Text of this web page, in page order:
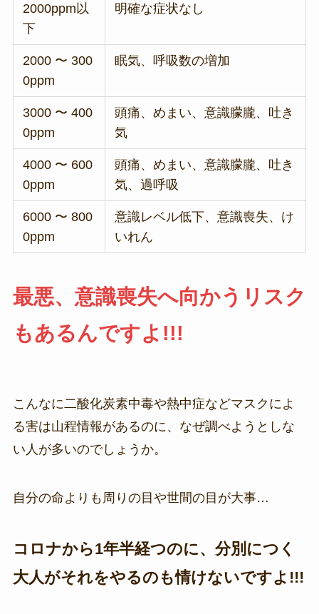
2000ppm以
下
明確な症状なし
2000 〜 300
0ppm
眠気、呼吸数の増加
3000 〜 400
0ppm
頭痛、めまい、意識朦朧、吐き
気
4000 〜 600
0ppm
頭痛、めまい、意識朦朧、吐き
気、過呼吸
6000 〜 800
0ppm
意識レベル低下、意識喪失、け
いれん
最悪、意識喪失へ向かうリスク
もあるんですよ!!!
こんなに二酸化炭素中毒や熱中症などマスクによ
る害は山程情報があるのに、なぜ調べようとしな
い人が多いのでしょうか。
自分の命よりも周りの目や世間の目が大事…
コロナから1年半経つのに、分別につく
大人がそれをやるのも情けないですよ!!!